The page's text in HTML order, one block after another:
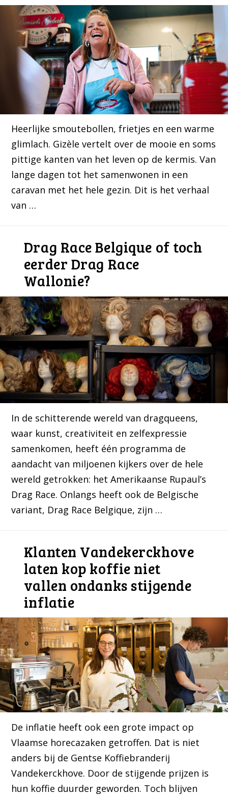
Heerlijke smoutebollen, frietjes en een warme
glimlach. Gizèle vertelt over de mooie en soms
pittige kanten van het leven op de kermis. Van
lange dagen tot het samenwonen in een
caravan met het hele gezin. Dit is het verhaal
van …
Drag Race Belgique of toch
eerder Drag Race
Wallonie?
In de schitterende wereld van dragqueens,
waar kunst, creativiteit en zelfexpressie
samenkomen, heeft één programma de
aandacht van miljoenen kijkers over de hele
wereld getrokken: het Amerikaanse Rupaul’s
Drag Race. Onlangs heeft ook de Belgische
variant, Drag Race Belgique, zijn …
Klanten Vandekerckhove
laten kop koffie niet
vallen ondanks stijgende
inflatie
De inflatie heeft ook een grote impact op
Vlaamse horecazaken getroffen. Dat is niet
anders bij de Gentse Koffiebranderij
Vandekerckhove. Door de stijgende prijzen is
hun koffie duurder geworden. Toch blijven